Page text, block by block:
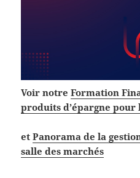
Voir notreFormation
produits d’épargne pour
etPanorama de la
salle des marchés